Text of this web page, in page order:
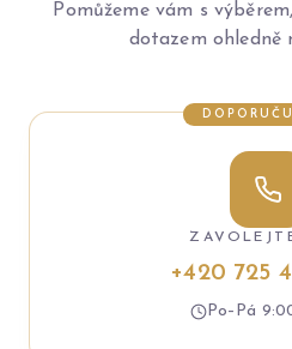
Pomůžeme vám s
dotazem ohledně
+420 725
Po–Pá